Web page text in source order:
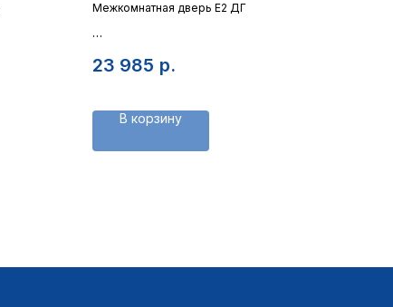
Межкомнатная дверь E2 ДГ
23 985 р.
В корзину